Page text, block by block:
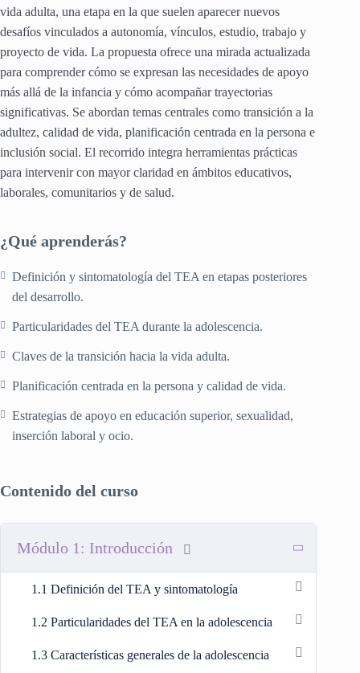
vida adulta, una etapa en la que suelen aparecer nuevos
desafíos vinculados a autonomía, vínculos, estudio, trabajo y
proyecto de vida. La propuesta ofrece una mirada actualizada
para comprender cómo se expresan las necesidades de apoyo
más allá de la infancia y cómo acompañar trayectorias
significativas. Se abordan temas centrales como transición a la
adultez, calidad de vida, planificación centrada en la persona e
inclusión social. El recorrido integra herramientas prácticas
para intervenir con mayor claridad en ámbitos educativos,
laborales, comunitarios y de salud.
¿Qué aprenderás?
Definición y sintomatología del TEA en etapas posteriores
del desarrollo.
Particularidades del TEA durante la adolescencia.
Claves de la transición hacia la vida adulta.
Planificación centrada en la persona y calidad de vida.
Estrategias de apoyo en educación superior, sexualidad,
inserción laboral y ocio.
Contenido del curso
Módulo 1: Introducción
1.1 Definición del TEA y sintomatología
1.2 Particularidades del TEA en la adolescencia
1.3 Características generales de la adolescencia